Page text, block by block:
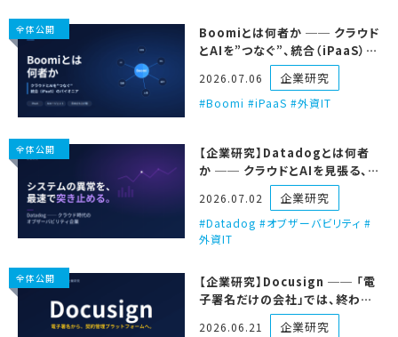
全体公開
Boomiとは何者か ── クラウド
とAIを”つなぐ”、統合（iPaaS）の
2026.07.06 企業研究
Boomi #iPaaS #外資IT
全体公開
【企業研究】Datadogとは何者
か ── クラウドとAIを見張る、オ
ブザーバビリティの会社
2026.07.02 企業研究
Datadog #オブザーバビリティ #
外資IT
全体公開
【企業研究】Docusign ── 「電
子署名だけの会社」では、終わら
ないつもりらしい。
2026.06.21 企業研究